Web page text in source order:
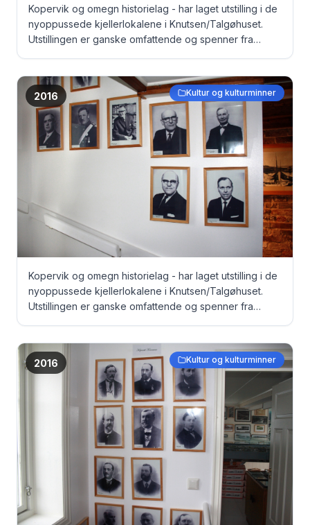
Kopervik og omegn historielag - har laget utstilling i de
nyoppussede kjellerlokalene i Knutsen/Talgøhuset.
Utstillingen er ganske omfattende og spenner fra
2016 Kultur og kulturminner
Kopervik og omegn historielag - har laget utstilling i de
nyoppussede kjellerlokalene i Knutsen/Talgøhuset.
Utstillingen er ganske omfattende og spenner fra
Stangeland ...
2016
Kultur og kulturminner